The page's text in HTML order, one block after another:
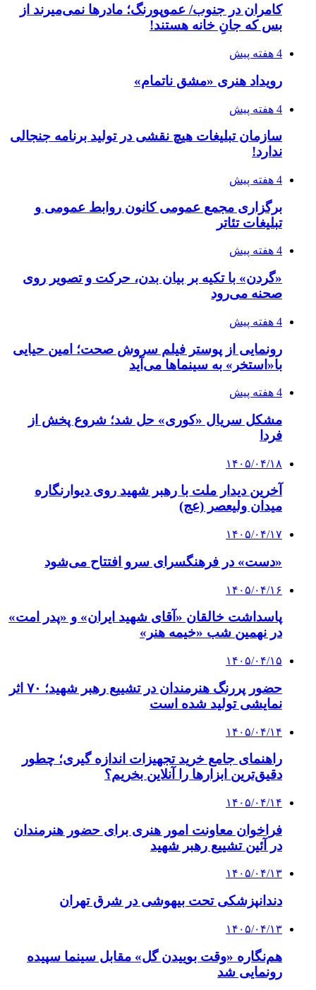
کامران در جنوب/ عموپورنگ؛ مادرها نمی‌میرند از
بس که جانِ خانه هستند!
4 هفته پیش
رویداد هنری «مشق ناتمام»
4 هفته پیش
سازمان تبلیغات هیچ نقشی در تولید برنامه جنجالی
ندارد!
4 هفته پیش
برگزاری مجمع عمومی کانون روابط عمومی و
تبلیغات تئاتر
4 هفته پیش
«گردن» با تکیه بر بیان بدن، حرکت و تصویر روی
صحنه می‌رود
4 هفته پیش
رونمایی از پوستر فیلم سروش صحت؛ امین حیایی
با«استخر» به سینماها می‌آید
4 هفته پیش
مشکل سریال «کوری» حل شد؛ شروع پخش از
فردا
۱۴۰۵/۰۴/۱۸
آخرین دیدار ملت با رهبر شهید روی دیوارنگاره
میدان ولیعصر (عج)
۱۴۰۵/۰۴/۱۷
«دست» در فرهنگسرای سرو افتتاح می‌شود
۱۴۰۵/۰۴/۱۶
پاسداشت خالقان «آقای شهید ایران» و «پدر امت»
در نهمین شب «خیمه هنر»
۱۴۰۵/۰۴/۱۵
حضور پررنگ هنرمندان در تشییع رهبر شهید؛ ۷۰ اثر
نمایشی تولید شده است
۱۴۰۵/۰۴/۱۴
راهنمای جامع خرید تجهیزات اندازه گیری؛ چطور
دقیق‌ترین ابزارها را آنلاین بخریم؟
۱۴۰۵/۰۴/۱۴
فراخوان معاونت امور هنری برای حضور هنرمندان
در آئین تشییع رهبر شهید
۱۴۰۵/۰۴/۱۳
دندانپزشکی تحت بیهوشی در شرق تهران
۱۴۰۵/۰۴/۱۳
هم‌نگاره «وقت بوییدن گل» مقابل سینما سپیده
رونمایی شد